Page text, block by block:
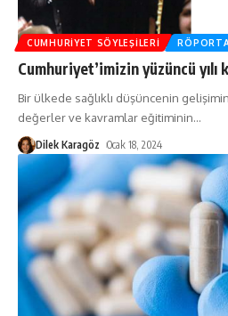
CUMHURIYET SÖYLEŞILERI
Cumhuriyet’imizin yüzüncü yılı
Bir ülkede sağlıklı düşüncenin
değerler ve kavramlar eğitiminin…
Dilek Karagöz Ocak 18, 2024